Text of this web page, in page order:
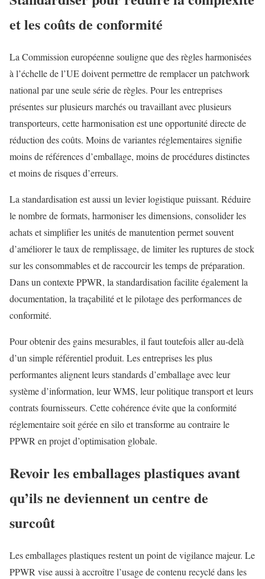
et les coûts de conformité
La Commission européenne souligne que des règles harmonisées
à l’échelle de l’UE doivent permettre de remplacer un patchwork
national par une seule série de règles. Pour les entreprises
présentes sur plusieurs marchés ou travaillant avec plusieurs
transporteurs, cette harmonisation est une opportunité directe de
réduction des coûts. Moins de variantes réglementaires signifie
moins de références d’emballage, moins de procédures distinctes
et moins de risques d’erreurs.
La standardisation est aussi un levier logistique puissant. Réduire
le nombre de formats, harmoniser les dimensions, consolider les
achats et simplifier les unités de manutention permet souvent
d’améliorer le taux de remplissage, de limiter les ruptures de stock
sur les consommables et de raccourcir les temps de préparation.
Dans un contexte PPWR, la standardisation facilite également la
documentation, la traçabilité et le pilotage des performances de
conformité.
Pour obtenir des gains mesurables, il faut toutefois aller au-delà
d’un simple référentiel produit. Les entreprises les plus
performantes alignent leurs standards d’emballage avec leur
système d’information, leur WMS, leur politique transport et leurs
contrats fournisseurs. Cette cohérence évite que la conformité
réglementaire soit gérée en silo et transforme au contraire le
PPWR en projet d’optimisation globale.
Revoir les emballages plastiques avant
qu’ils ne deviennent un centre de
surcoût
Les emballages plastiques restent un point de vigilance majeur. Le
PPWR vise aussi à accroître l’usage de contenu recyclé dans les